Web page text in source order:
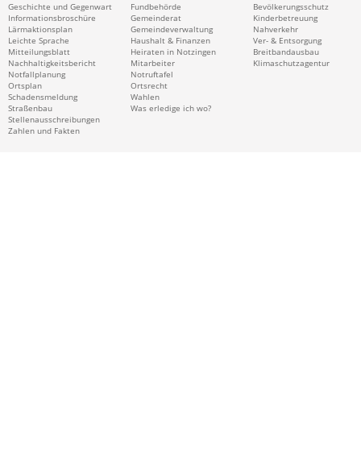
Geschichte und Gegenwart
Informationsbroschüre
Lärmaktionsplan
Leichte Sprache
Mitteilungsblatt
Nachhaltigkeitsbericht
Notfallplanung
Ortsplan
Schadensmeldung
Straßenbau
Stellenausschreibungen
Zahlen und Fakten
Fundbehörde
Gemeinderat
Gemeindeverwaltung
Haushalt & Finanzen
Heiraten in Notzingen
Mitarbeiter
Notruftafel
Ortsrecht
Wahlen
Was erledige ich wo?
Bevölkerungsschutz
Kinderbetreuung
Nahverkehr
Ver- & Entsorgung
Breitbandausbau
Klimaschutzagentur